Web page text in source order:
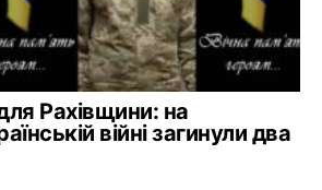
Рахівщини: на
війні загинули два